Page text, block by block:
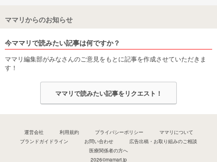
ママリからのお知らせ
今ママリで読みたい記事は何ですか？
ママリ編集部がみなさんのご意見をもとに記事を作成させていただきま
す！
ママリで読みたい記事をリクエスト！
運営会社 利用規約 プライバシーポリシー
ママリについて
ブランドガイドライン
お問い合わせ
広告出稿・お取り組みのご相談
医療関係者の方へ
2026©mamari.jp